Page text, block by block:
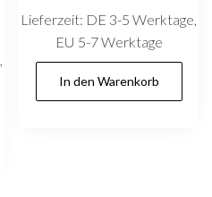
Lieferzeit: DE 3-5 Werktage,
EU 5-7 Werktage
In den Warenkorb